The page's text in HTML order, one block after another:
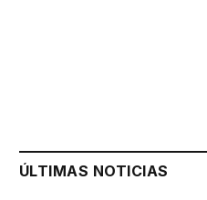
ÚLTIMAS NOTICIAS